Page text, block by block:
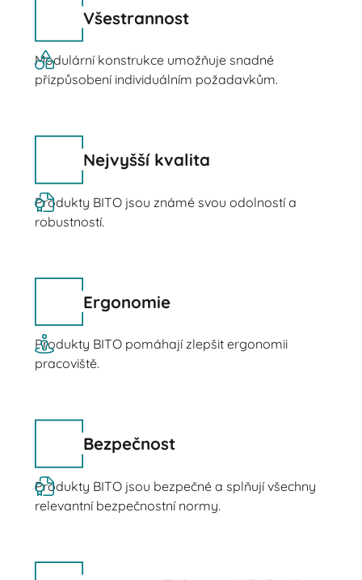
Všestrannost
Modulární konstrukce umožňuje snadné
přizpůsobení individuálním požadavkům.
Nejvyšší kvalita
Produkty BITO jsou známé svou odolností a
robustností.
Ergonomie
Produkty BITO pomáhají zlepšit ergonomii
pracoviště.
Bezpečnost
Produkty BITO jsou bezpečné a splňují všechny
relevantní bezpečnostní normy.